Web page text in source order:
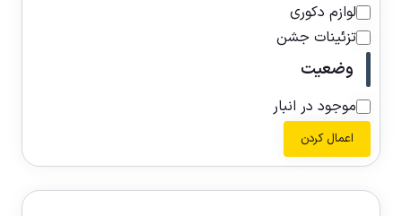
لوازم دکوری
تزئینات جشن
وضعیت
موجود در انبار
اعمال کردن